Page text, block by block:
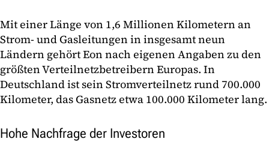
Mit einer Länge von 1,6 Millionen Kilometern an
Strom- und Gasleitungen in insgesamt neun
Ländern gehört Eon nach eigenen Angaben zu den
größten Verteilnetzbetreibern Europas. In
Deutschland ist sein Stromverteilnetz rund 700.000
Kilometer, das Gasnetz etwa 100.000 Kilometer lang.
Hohe Nachfrage der Investoren